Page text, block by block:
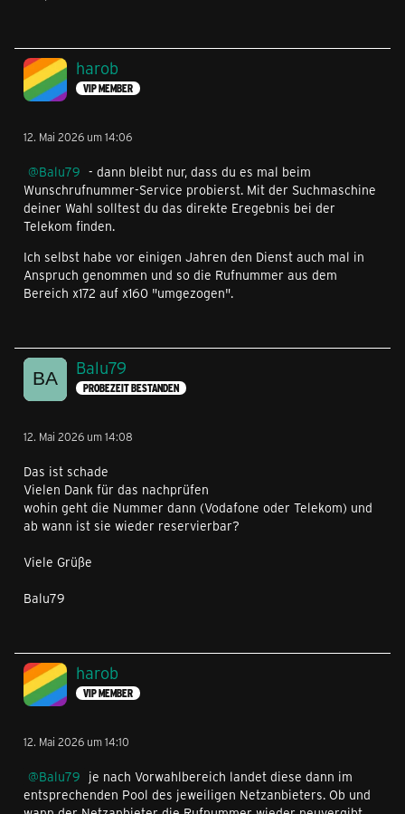
harob
VIP MEMBER
12. Mai 2026 um 14:06
Balu79 - dann bleibt nur, dass du es mal beim
Wunschrufnummer-Service probierst. Mit der Suchmaschine
deiner Wahl solltest du das direkte Eregebnis bei der
Telekom finden.
Ich selbst habe vor einigen Jahren den Dienst auch mal in
Anspruch genommen und so die Rufnummer aus dem
Bereich x172 auf x160 "umgezogen".
Balu79
PROBEZEIT BESTANDEN
12. Mai 2026 um 14:08
Das ist schade
Vielen Dank für das nachprüfen
wohin geht die Nummer dann (Vodafone oder Telekom) und
ab wann ist sie wieder reservierbar?
Viele Grüße
Balu79
harob
VIP MEMBER
12. Mai 2026 um 14:10
Balu79 je nach Vorwahlbereich landet diese dann im
entsprechenden Pool des jeweiligen Netzanbieters. Ob und